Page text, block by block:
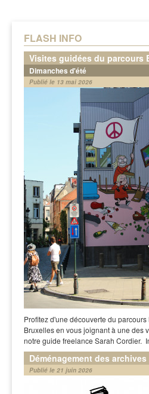
FLASH INFO
Visites guidées du parcours
Dimanches d'été
Publié le 13 mai 2026
Profitez d'une découverte du
Bruxelles en vous joignant à une des
notre guide freelance Sarah Cordier.
Déménagement des archives
Publié le 21 juin 2026